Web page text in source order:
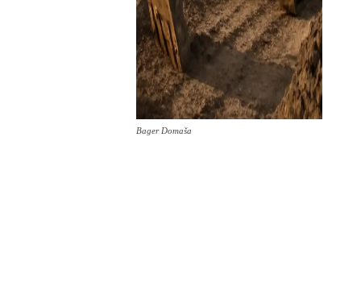
Bager Domaša